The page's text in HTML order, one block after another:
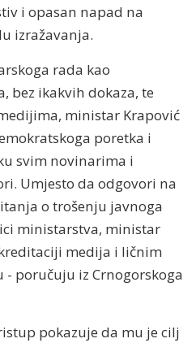
i opasan napad na
izražavanja.
rada kao
bez ikakvih dokaza, te
ministar Krapović
poretka i
svim novinarima i
Umjesto da odgovori na
o trošenju javnoga
ministarstva, ministar
medija i ličnim
poručuju iz Crnogorskoga
pokazuje da mu je cilj